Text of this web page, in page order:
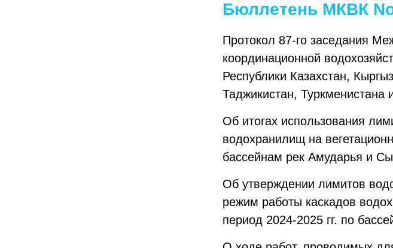
Бюллетень МКВК
Протокол 87-го заседания
координационной
Республики Казахстан,
Таджикистан, Туркменистана
Об итогах использования
водохранилищ на
бассейнам рек Амударья и
Об утверждении лимитов
режим работы каскадов
период 2024-2025 гг. по